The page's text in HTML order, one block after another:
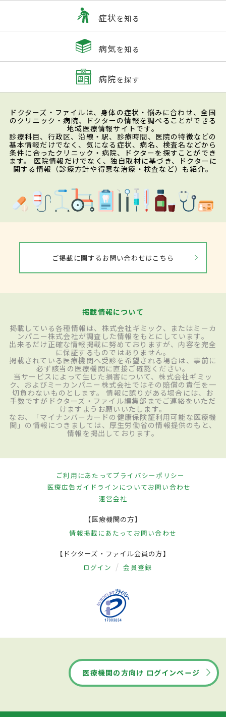
症状を知る
病気を知る
病院を探す
ドクターズ・ファイルは、身体の症状・悩みに合わせ、全国
のクリニック・病院、ドクターの情報を調べることができる
地域医療情報サイトです。
診療科目、行政区、沿線・駅、診療時間、医院の特徴などの
基本情報だけでなく、気になる症状、病名、検査名などから
条件に合ったクリニック・病院、ドクターを探すことができ
ます。 医院情報だけでなく、独自取材に基づき、ドクターに
関する情報（診療方針や得意な治療・検査など）も紹介。
ご掲載に関するお問い合わせはこちら
掲載情報について
掲載している各種情報は、株式会社ギミック、またはミーカ
ンパニー株式会社が調査した情報をもとにしています。
出来るだけ正確な情報掲載に努めておりますが、内容を完全
に保証するものではありません。
掲載されている医療機関へ受診を希望される場合は、事前に
必ず該当の医療機関に直接ご確認ください。
当サービスによって生じた損害について、株式会社ギミッ
ク、およびミーカンパニー株式会社ではその賠償の責任を一
切負わないものとします。 情報に誤りがある場合には、お
手数ですがドクターズ・ファイル編集部までご連絡をいただ
けますようお願いいたします。
なお、「マイナンバーカードの健康保険証利用可能な医療機
関」の情報につきましては、厚生労働省の情報提供のもと、
情報を掲出しております。
ご利用にあたってプライバシーポリシー
医療広告ガイドラインについてお問い合わせ
運営会社
【医療機関の方】
情報掲載にあたって お問い合わせ
【ドクターズ・ファイル会員の方】
ログイン 会員登録
医療機関の方向け ログインページ